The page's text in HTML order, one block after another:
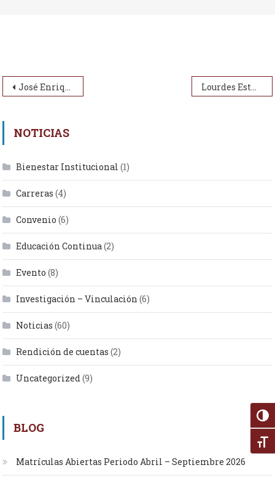
Navegación de entradas
José Enrique Poma Loja Lourdes Esther León León
NOTICIAS
Bienestar Institucional (1)
Carreras (4)
Convenio (6)
Educación Continua (2)
Evento (8)
Investigación – Vinculación (6)
Noticias (60)
Rendición de cuentas (2)
Uncategorized (9)
BLOG
Matrículas Abiertas Periodo Abril – Septiembre 2026